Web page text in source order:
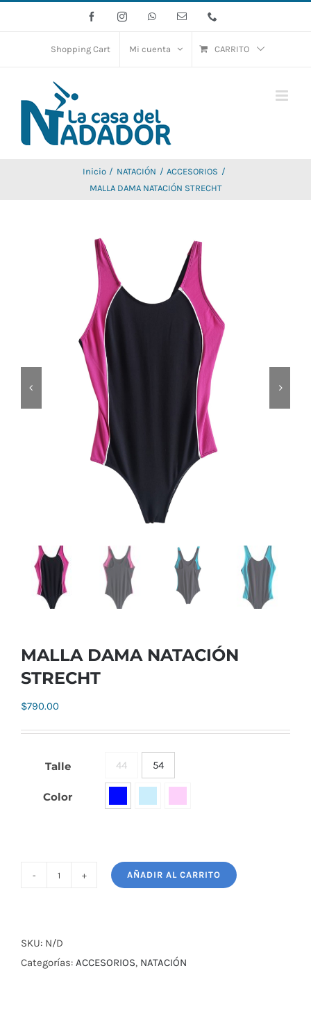
FacebookInstagramWhatsAppCorreo
Shopping Cart Mi cuenta CARRITO
Inicio NATACIÓN
ACCESORIOS
MALLA DAMA NATACIÓN STRECHT
MALLA DAMA NATACIÓN
STRECHT
$790.00
Talle 44 54
Color
STRECHT
cantidad
AÑADIR AL CARRITO
SKU: N/D
Categorías: ACCESORIOS, NATACIÓN